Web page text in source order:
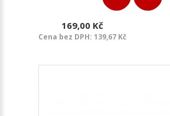
169,00 Kč
Cena bez DPH: 139,67 Kč